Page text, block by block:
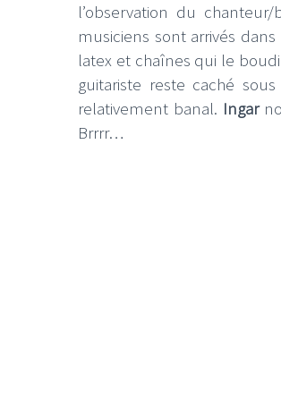
l’observation du chanteur/
musiciens sont arrivés
latex et chaînes qui le
guitariste reste caché
relativement banal. Ingar
Brrrr…